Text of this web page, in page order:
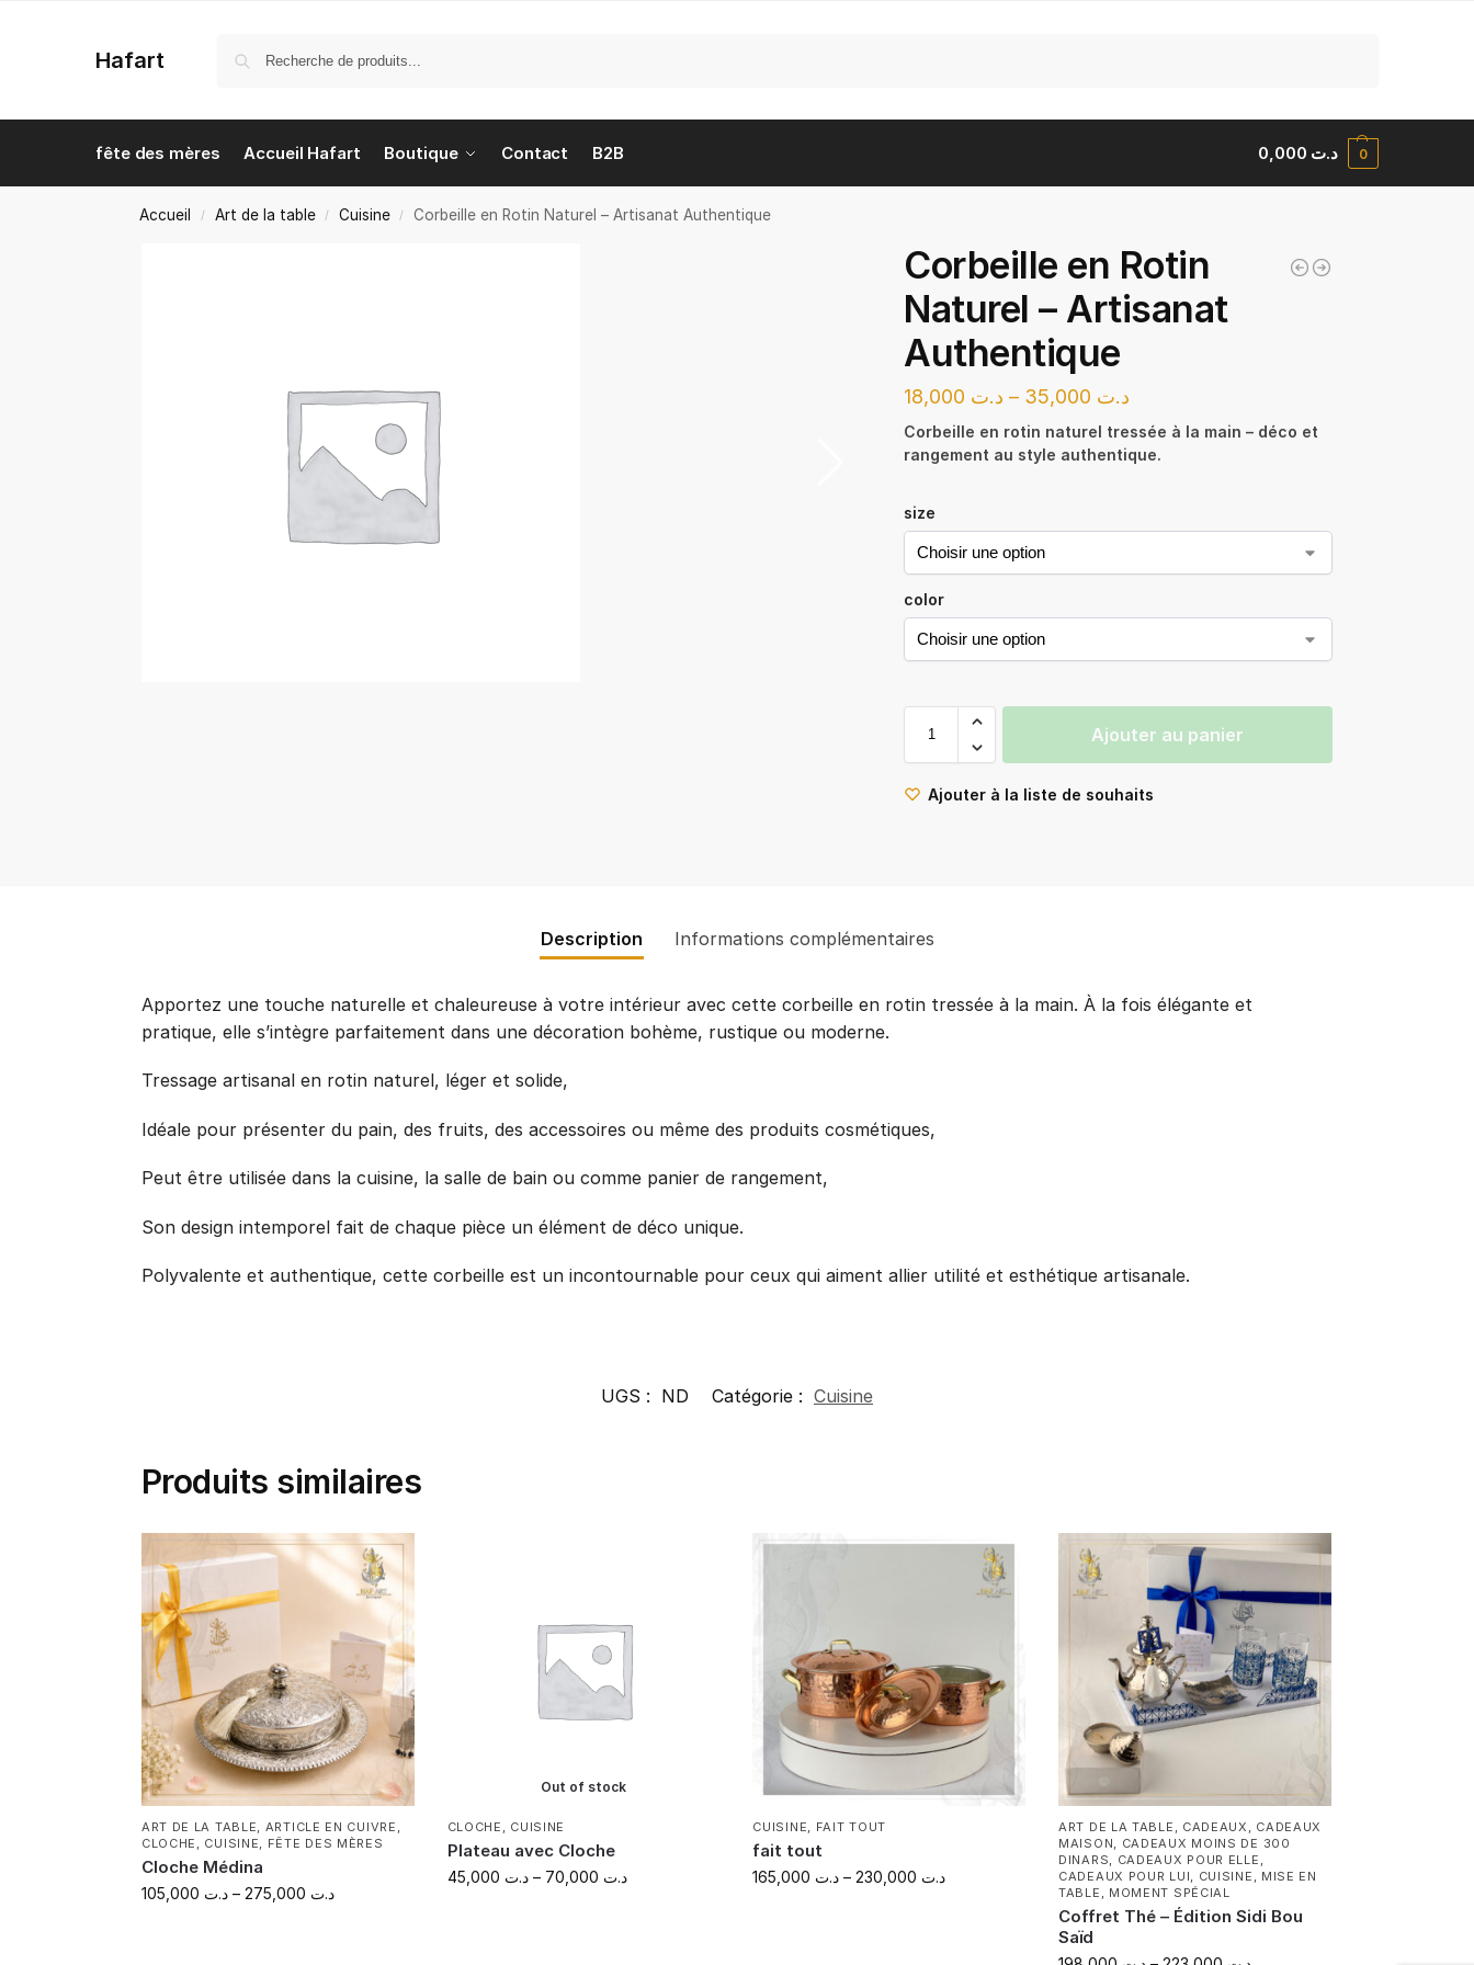
Hafart
fête des mères Accueil Hafart Boutique Contact B2B د.ت 0
Accueil / Art de la table / Cuisine / Corbeille en Rotin Naturel – Artisanat Authentique
Corbeille en Rotin
Naturel – Artisanat
Authentique
د.ت – د.ت
Corbeille en rotin naturel tressée à la main – déco et
rangement au style authentique.
size
color
Ajouter au panier
Ajouter à la liste de souhaits
Description Informations complémentaires
Apportez une touche naturelle et chaleureuse à votre intérieur avec cette corbeille en rotin tressée à la main. À la fois élégante et
pratique, elle s’intègre parfaitement dans une décoration bohème, rustique ou moderne.
Tressage artisanal en rotin naturel, léger et solide,
Idéale pour présenter du pain, des fruits, des accessoires ou même des produits cosmétiques,
Peut être utilisée dans la cuisine, la salle de bain ou comme panier de rangement,
Son design intemporel fait de chaque pièce un élément de déco unique.
Polyvalente et authentique, cette corbeille est un incontournable pour ceux qui aiment allier utilité et esthétique artisanale.
UGS : ND Catégorie : Cuisine
Produits similaires
ART DE LA TABLE, ARTICLE EN CUIVRE ,
CLOCHE , CUISINE, FÊTE DES MÈRES
Cloche Médina
د.ت– د.ت
Out of stock
CLOCHE , CUISINE
Plateau avec Cloche
د.ت– د.ت
CUISINE, FAIT TOUT
fait tout
د.ت – د.ت
ART DE LA TABLE , CADEAUX , CADEAUX
MAISON, CADEAUX MOINS DE 300
DINARS, CADEAUX POUR ELLE ,
CADEAUX POUR LUI, CUISINE , MISE EN
TABLE , MOMENT SPÉCIAL
Coffret Thé – Édition Sidi Bou
Saïd